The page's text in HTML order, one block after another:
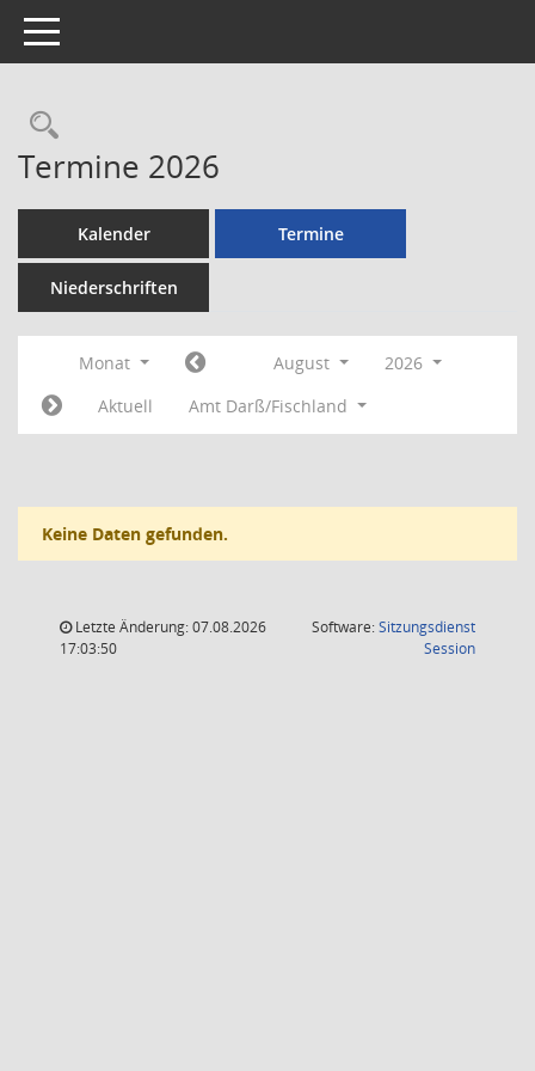
Toggle navigation
Rechercheauswahl
Termine 2026
Kalender Termine
Niederschriften
Monat August
2026
Aktuell
Amt Darß/Fischland
Keine Daten gefunden.
Letzte Änderung: 07.08.2026
17:03:50
Software:Sitzungsdienst
Session(Wird in